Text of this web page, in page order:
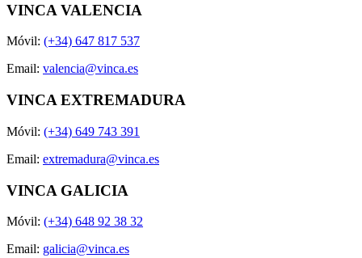
VINCA VALENCIA
Móvil: (+34) 647 817 537
Email: valencia@vinca.es
VINCA EXTREMADURA
Móvil: (+34) 649 743 391
Email: extremadura@vinca.es
VINCA GALICIA
Móvil: (+34) 648 92 38 32
Email: galicia@vinca.es